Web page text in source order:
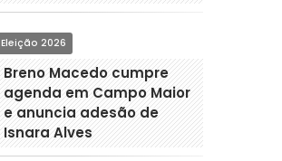
Eleição 2026
Breno Macedo cumpre
agenda em Campo Maior
e anuncia adesão de
Isnara Alves